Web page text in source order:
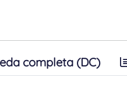
completa (DC)